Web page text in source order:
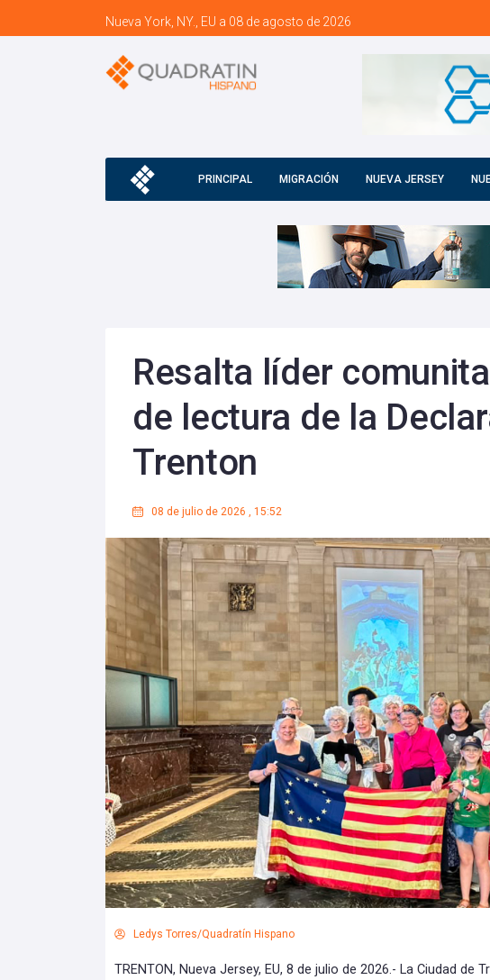
Nueva York, NY., EU a 08 de agosto de 2026
PRINCIPAL MIGRACIÓN NUEVA JERSEY
Resalta líder
de lectura de la
Trenton
08 de julio de 2026 , 15:52
Ledys Torres/Quadratín Hispano
TRENTON, Nueva Jersey, EU, 8 de julio de 2026.- La Ciudad de